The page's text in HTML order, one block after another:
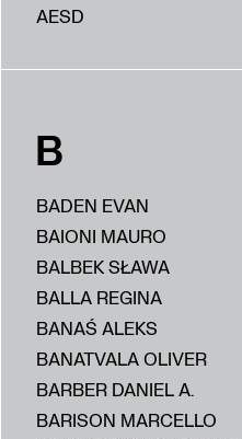
AESD
B
BADEN EVAN
BAIONI MAURO
BALBEK SŁAWA
BALLA REGINA
BANAŚ ALEKS
BANATVALA OLIVER
BARBER DANIEL A.
BARISON MARCELLO